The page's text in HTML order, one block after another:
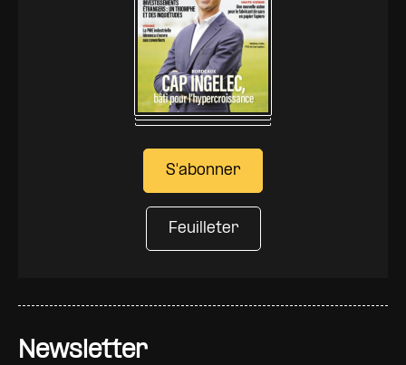
Newsletter
S'abonner
Feuilleter